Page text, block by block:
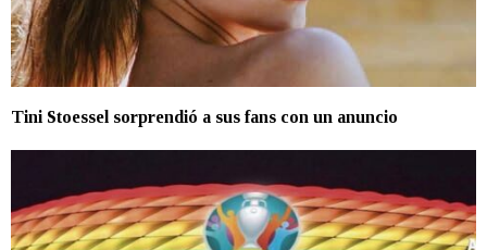
Tini Stoessel sorprendió a sus fans con un anuncio